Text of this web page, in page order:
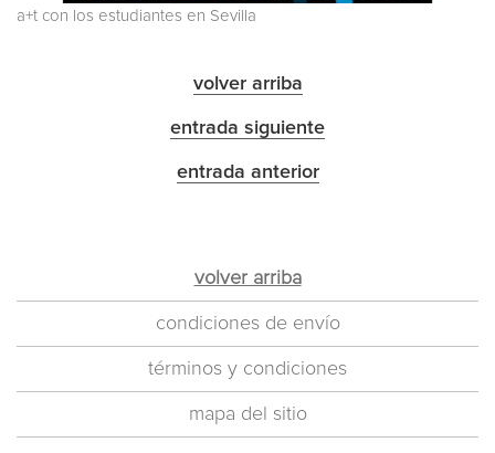
a+t con los estudiantes en Sevilla
volver arriba
entrada siguiente
entrada anterior
volver arriba
condiciones de envío
términos y condiciones
mapa del sitio